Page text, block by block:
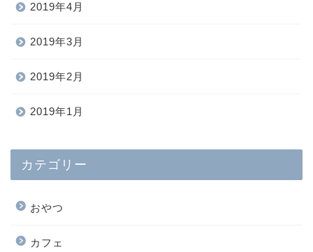
2019年4月
2019年3月
2019年2月
2019年1月
カテゴリー
おやつ
カフェ